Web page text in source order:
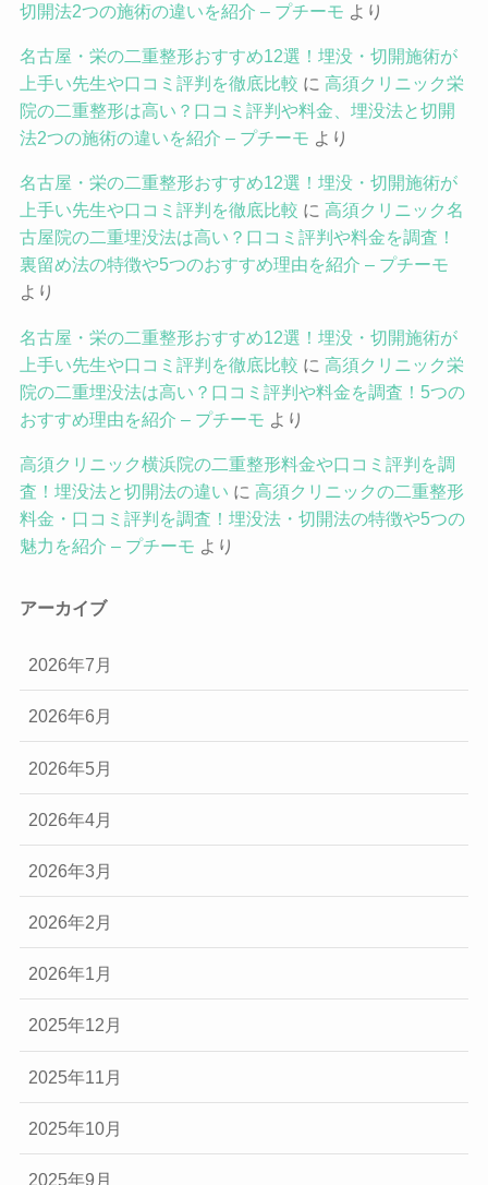
切開法2つの施術の違いを紹介 – プチーモ より
名古屋・栄の二重整形おすすめ12選！埋没・切開施術が
上手い先生や口コミ評判を徹底比較 に 高須クリニック栄
院の二重整形は高い？口コミ評判や料金、埋没法と切開
法2つの施術の違いを紹介 – プチーモ より
名古屋・栄の二重整形おすすめ12選！埋没・切開施術が
上手い先生や口コミ評判を徹底比較 に 高須クリニック名
古屋院の二重埋没法は高い？口コミ評判や料金を調査！
裏留め法の特徴や5つのおすすめ理由を紹介 – プチーモ
より
名古屋・栄の二重整形おすすめ12選！埋没・切開施術が
上手い先生や口コミ評判を徹底比較 に 高須クリニック栄
院の二重埋没法は高い？口コミ評判や料金を調査！5つの
おすすめ理由を紹介 – プチーモ より
高須クリニック横浜院の二重整形料金や口コミ評判を調
査！埋没法と切開法の違い に 高須クリニックの二重整形
料金・口コミ評判を調査！埋没法・切開法の特徴や5つの
魅力を紹介 – プチーモ より
アーカイブ
2026年7月
2026年6月
2026年5月
2026年4月
2026年3月
2026年2月
2026年1月
2025年12月
2025年11月
2025年10月
2025年9月